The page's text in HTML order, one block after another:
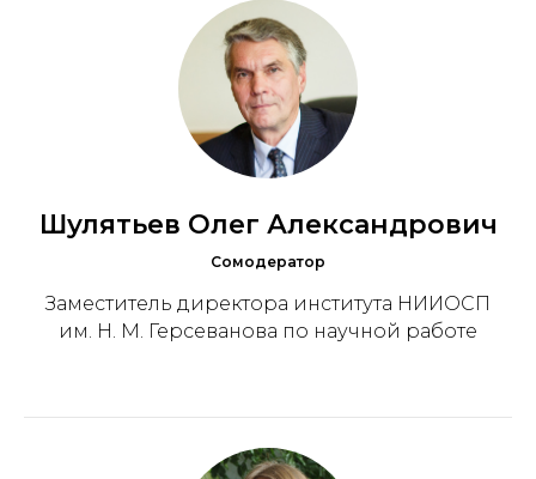
Шулятьев Олег Александрович
Сомодератор
Заместитель директора института НИИОСП
им. Н. М. Герсеванова по научной работе